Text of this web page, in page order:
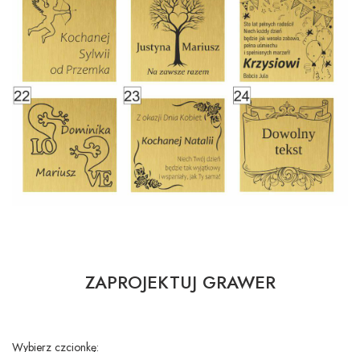
ZAPROJEKTUJ GRAWER
Wybierz czcionkę: